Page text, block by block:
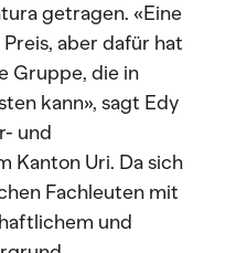
getragen. «Eine
aber dafür hat
Gruppe, die in
kann», sagt Edy
und
Kanton Uri. Da sich
Fachleuten mit
und